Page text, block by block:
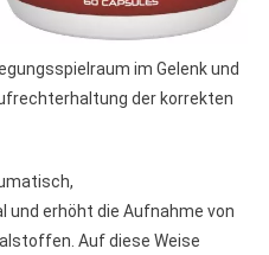
im Gelenk und
der korrekten
erhöht die Aufnahme von
Auf diese Weise